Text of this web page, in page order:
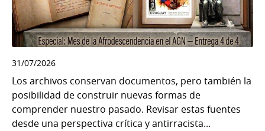
31/07/2026
Los archivos conservan documentos, pero también la
posibilidad de construir nuevas formas de
comprender nuestro pasado. Revisar estas fuentes
desde una perspectiva crítica y antirracista...